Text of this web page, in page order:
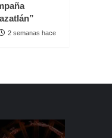
2 semanas hace